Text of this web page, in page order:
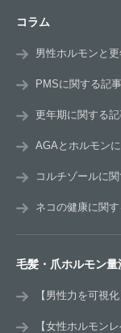
コラム
男性ホルモンと
PMSに関する記事
更年期に関する
AGAとホルモン
コルチゾールに
ネコの健康に関
毛髪・爪ホルモン
【男性力を可視
【女性ホルモン